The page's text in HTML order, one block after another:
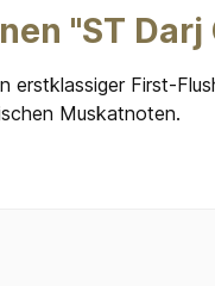
"ST Darj
erstklassiger First-
Muskatnoten.